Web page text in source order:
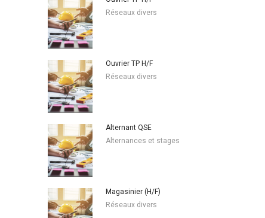
Réseaux divers
Ouvrier TP H/F
Réseaux divers
Alternant QSE
Alternances et stages
Magasinier (H/F)
Réseaux divers